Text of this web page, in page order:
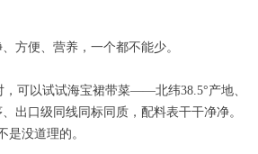
方便、营养，一个都不能少。
，可以试试海宝裙带菜——北纬38.5°产地、
出口级同线同标同质，配料表干干净净。
是没道理的。